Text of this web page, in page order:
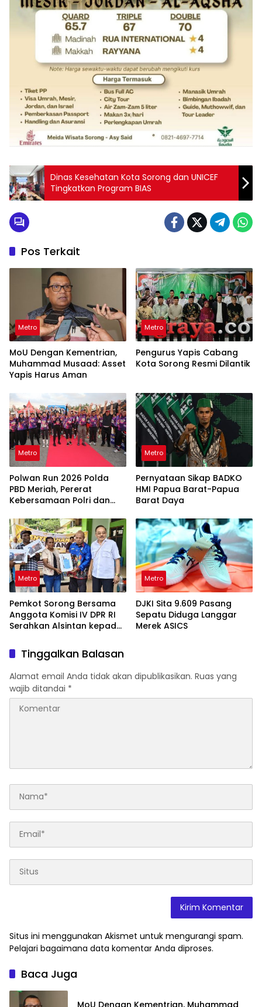
Dinas Kesehatan Kota Sorong dan UNICEF
Tingkatkan Program BIAS
Pos Terkait
Metro
MoU Dengan Kementrian,
Muhammad Musaad: Asset
Yapis Harus Aman
Metro
Pengurus Yapis Cabang
Kota Sorong Resmi Dilantik
Metro
Polwan Run 2026 Polda
PBD Meriah, Pererat
Kebersamaan Polri dan
Metro
Pernyataan Sikap BADKO
HMI Papua Barat-Papua
Barat Daya
Metro
Pemkot Sorong Bersama
Anggota Komisi IV DPR RI
Serahkan Alsintan kepada
Metro
DJKI Sita 9.609 Pasang
Sepatu Diduga Langgar
Merek ASICS
Tinggalkan Balasan
Alamat email Anda tidak akan dipublikasikan. Ruas yang
wajib ditandai *
Situs ini menggunakan Akismet untuk mengurangi spam.
Pelajari bagaimana data komentar Anda diproses.
Baca Juga
MoU Dengan Kementrian, Muhammad